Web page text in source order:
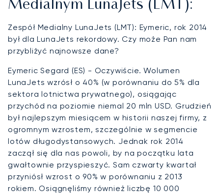
Medialnym LunaJets (LMT):
Zespół Medialny LunaJets (LMT): Eymeric, rok 2014
był dla LunaJets rekordowy. Czy może Pan nam
przybliżyć najnowsze dane?
Eymeric Segard (ES) - Oczywiście. Wolumen
LunaJets wzrósł o 40% (w porównaniu do 5% dla
sektora lotnictwa prywatnego), osiągając
przychód na poziomie niemal 20 mln USD. Grudzień
był najlepszym miesiącem w historii naszej firmy, z
ogromnym wzrostem, szczególnie w segmencie
lotów długodystansowych. Jednak rok 2014
zaczął się dla nas powoli, by na początku lata
gwałtownie przyspieszyć. Sam czwarty kwartał
przyniósł wzrost o 90% w porównaniu z 2013
rokiem. Osiągnęliśmy również liczbę 10 000